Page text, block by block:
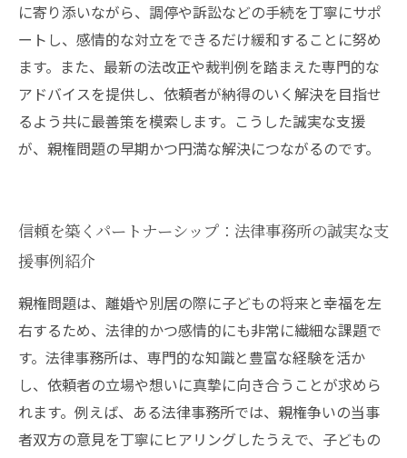
に寄り添いながら、調停や訴訟などの手続を丁寧にサポ
ートし、感情的な対立をできるだけ緩和することに努め
ます。また、最新の法改正や裁判例を踏まえた専門的な
アドバイスを提供し、依頼者が納得のいく解決を目指せ
るよう共に最善策を模索します。こうした誠実な支援
が、親権問題の早期かつ円満な解決につながるのです。
信頼を築くパートナーシップ：法律事務所の誠実な支
援事例紹介
親権問題は、離婚や別居の際に子どもの将来と幸福を左
右するため、法律的かつ感情的にも非常に繊細な課題で
す。法律事務所は、専門的な知識と豊富な経験を活か
し、依頼者の立場や想いに真摯に向き合うことが求めら
れます。例えば、ある法律事務所では、親権争いの当事
者双方の意見を丁寧にヒアリングしたうえで、子どもの